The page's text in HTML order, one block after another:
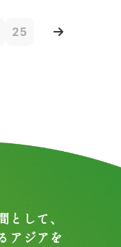
25
して、
アジアを